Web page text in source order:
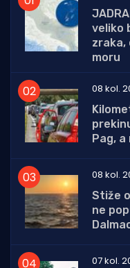
veliko
zraka,
moru
08 kol.
Pag, a
08 kol.
Stiže
ne
07 kol.